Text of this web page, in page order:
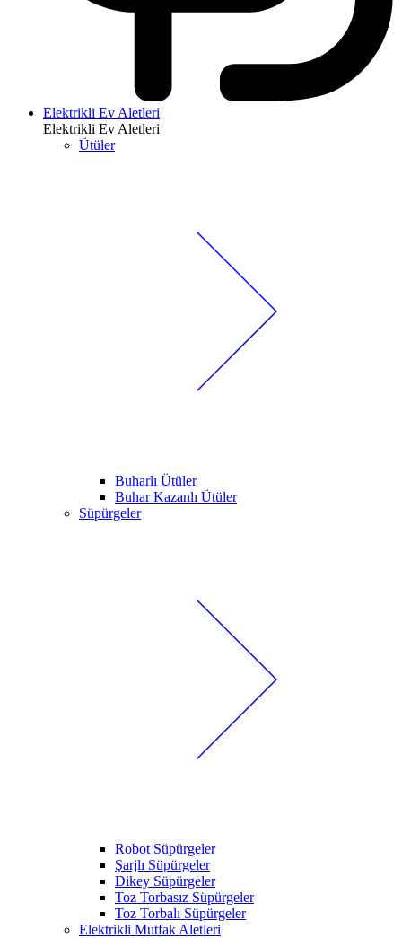
Elektrikli Ev Aletleri
Elektrikli Ev Aletleri
Ütüler
Buharlı Ütüler
Buhar Kazanlı Ütüler
Süpürgeler
Robot Süpürgeler
Şarjlı Süpürgeler
Dikey Süpürgeler
Toz Torbasız Süpürgeler
Toz Torbalı Süpürgeler
Elektrikli Mutfak Aletleri